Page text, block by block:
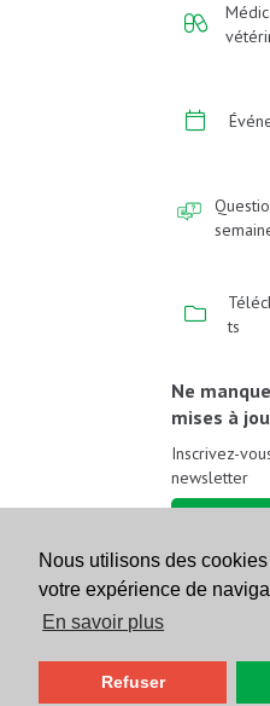
Nous utilisons des
votre expérience de
En savoir plus
Refuser
ts
Ne
mises à
Inscrivez-
newsletter
Suivez-nous